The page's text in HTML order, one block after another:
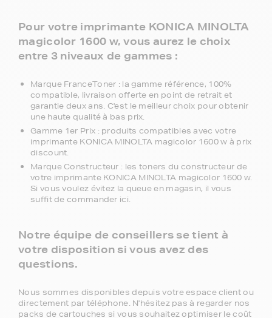
Pour votre imprimante KONICA MINOLTA
magicolor 1600 w, vous aurez le choix
entre 3 niveaux de gammes :
Marque FranceToner : la gamme référence, 100%
compatible, livraison offerte en point de retrait et
garantie deux ans. C'est le meilleur choix pour obtenir
une haute qualité à bas prix.
Gamme 1er Prix : produits compatibles avec votre
imprimante KONICA MINOLTA magicolor 1600 w à prix
discount.
Marque Constructeur : les toners du constructeur de
votre imprimante KONICA MINOLTA magicolor 1600 w.
Si vous voulez évitez la queue en magasin, il vous
suffit de commander ici.
Notre équipe de conseillers se tient à
votre disposition si vous avez des
questions.
Nous sommes disponibles depuis votre espace client ou
directement par téléphone. N'hésitez pas à regarder nos
packs de cartouches si vous souhaitez optimiser le coût